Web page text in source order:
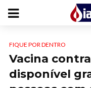
FIQUE POR DENTRO
Vacina
disponível